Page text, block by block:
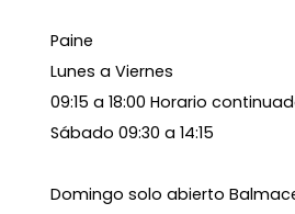
Paine
Lunes a Viernes
09:15 a 18:00 Horario
Sábado 09:30 a 14:15
Domingo solo abierto